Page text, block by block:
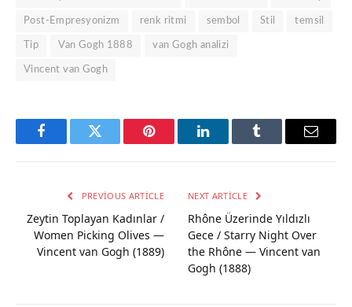
Post-Empresyonizm renk ritmi sembol Stil temsil
Tip Van Gogh 1888 van Gogh analizi
Vincent van Gogh
FacebookTwitter Pinterest LinkedInTumblr Email
PREVIOUS ARTICLE
Zeytin Toplayan Kadınlar /
Women Picking Olives —
Vincent van Gogh (1889)
NEXT ARTICLE
Rhône Üzerinde Yıldızlı
Gece / Starry Night Over
the Rhône — Vincent van
Gogh (1888)